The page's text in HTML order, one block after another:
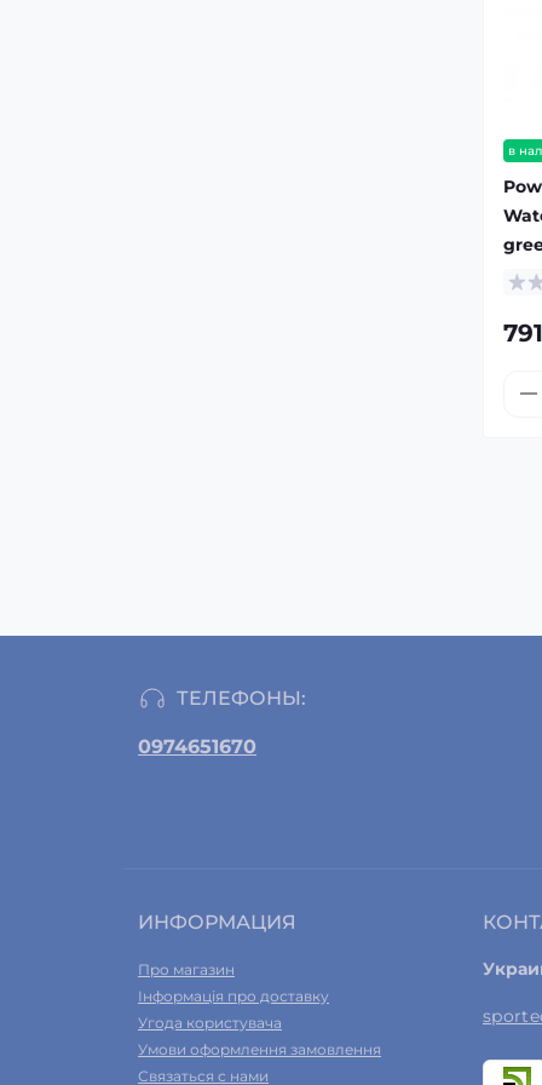
в
ТЕЛЕФОНЫ:
0974651670
ИНФОРМАЦИЯ
Про магазин
Інформація про доставку
Угода користувача
Умови оформлення замовлення
Связаться с нами